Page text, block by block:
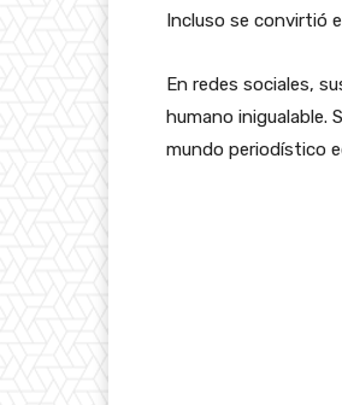
Incluso se convirtió
En redes sociales,
humano inigualable.
mundo periodístico